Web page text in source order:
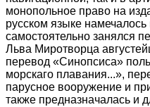
монопольное право на
русском языке
самостоятельно занялся
Льва Миротворца
перевод «Синопсиса»
морскаго плавания...»,
парусное вооружение и
также предназначалась и